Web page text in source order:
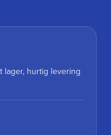
lager, hurtig levering